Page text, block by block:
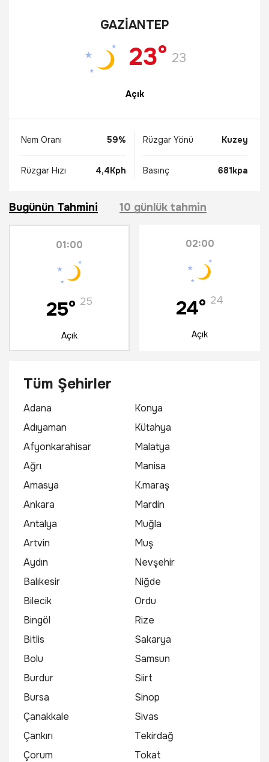
GAZIANTEP
23° 23
Açık
Nem Oranı 59% Rüzgar Yönü Kuzey
Rüzgar Hızı 4,4Kph Basınç 681kpa
Bugünün Tahmini 10 günlük tahmin
01:00
25° 25
Açık
02:00
24° 24
Açık
Cuma
37° 25
Tüm Şehirler
Adana
Adıyaman
Afyonkarahisar
Ağrı
Amasya
Ankara
Antalya
Artvin
Aydın
Balıkesir
Bilecik
Bingöl
Bitlis
Bolu
Burdur
Bursa
Çanakkale
Çankırı
Çorum
Konya
Kütahya
Malatya
Manisa
K.maraş
Mardin
Muğla
Muş
Nevşehir
Niğde
Ordu
Rize
Sakarya
Samsun
Siirt
Sinop
Sivas
Tekirdağ
Tokat